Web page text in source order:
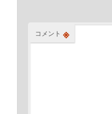
コメント ※